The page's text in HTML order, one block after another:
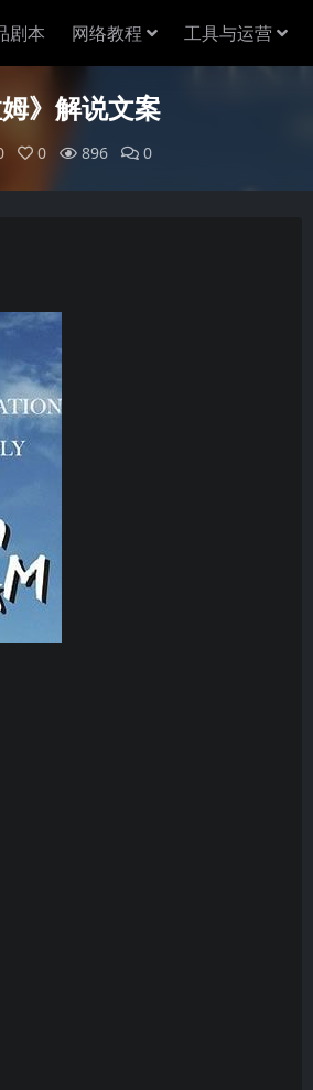
剧本 网络教程 工具与运营
》解说文案
0 896 0